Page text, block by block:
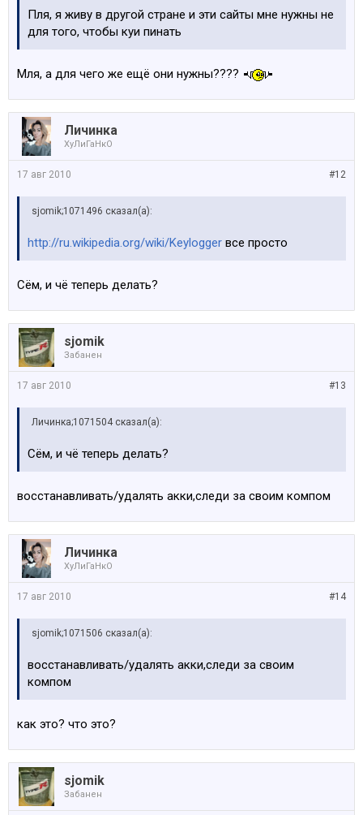
Пля, я живу в другой стране и эти сайты мне нужны не
для того, чтобы куи пинать
Мля, а для чего же ещё они нужны????
Личинка
ХуЛиГаНкО
#12
17 авг 2010
sjomik;1071496 сказал(а):
http://ru.wikipedia.org/wiki/Keylogger все просто
Сём, и чё теперь делать?
sjomik
Забанен
#13
17 авг 2010
Личинка;1071504 сказал(а):
Сём, и чё теперь делать?
восстанавливать/удалять акки,следи за своим компом
Личинка
ХуЛиГаНкО
#14
17 авг 2010
sjomik;1071506 сказал(а):
восстанавливать/удалять акки,следи за своим
компом
как это? что это?
sjomik
Забанен